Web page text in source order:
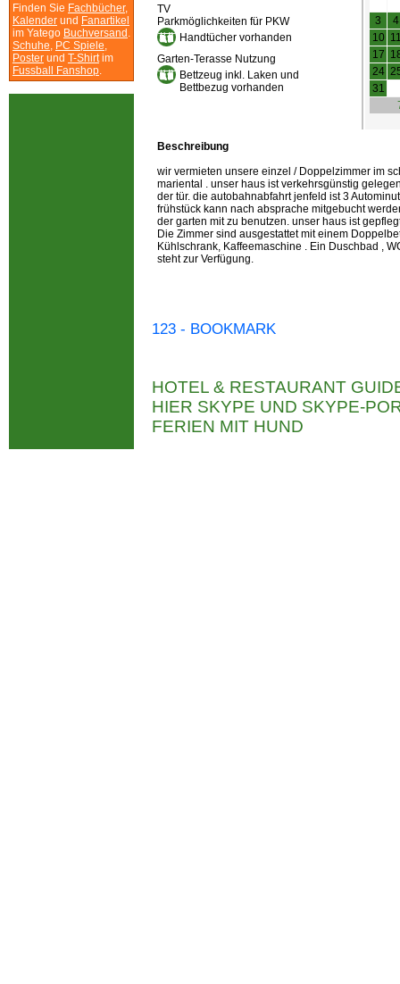
Finden Sie Fachbücher,
Kalender und Fanartikel
im Yatego Buchversand .
Schuhe, PC Spiele,
Poster und T-Shirtim
Fussball Fanshop.
3
4
10
17
24
31
TV
Parkmöglichkeiten für PKW
Handtücher vorhanden
Garten-Terasse Nutzung
Bettzeug inkl. Laken und
Bettbezug vorhanden
Beschreibung
wir vermieten unsere einzel / Doppelzimmer im
mariental . unser haus ist verkehrsgünstig
der tür. die autobahnabfahrt jenfeld ist 3
frühstück kann nach absprache mitgebucht
der garten mit zu benutzen. unser haus ist
Die Zimmer sind ausgestattet mit einem
Kühlschrank, Kaffeemaschine . Ein Duschbad ,
steht zur Verfügung.
123 - BOOKMARK
HOTEL & RESTAURANT
HIER SKYPE UND SKYPE-
FERIEN MIT HUND